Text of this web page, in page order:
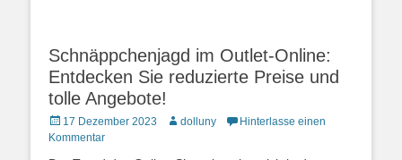
Schnäppchenjagd im Outlet-Online:
Entdecken Sie reduzierte Preise und
tolle Angebote!
Posted
on
17 Dezember 2023 Autordolluny
Hinterlasse einen
Kommentar